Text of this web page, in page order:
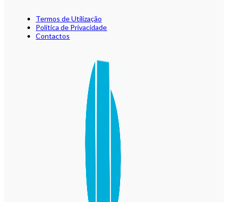
Termos de Utilização
Política de Privacidade
Contactos